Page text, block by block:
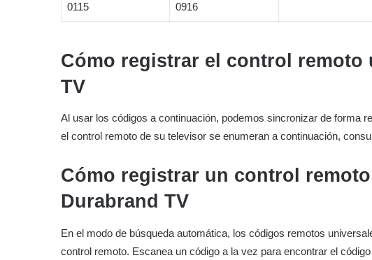
0115 0916
Cómo registrar el control remoto
TV
Al usar los códigos a continuación, podemos sincronizar de forma
el control remoto de su televisor se enumeran a continuación,
Cómo registrar un control
Durabrand TV
En el modo de búsqueda automática, los códigos remotos
control remoto. Escanea un código a la vez para encontrar el